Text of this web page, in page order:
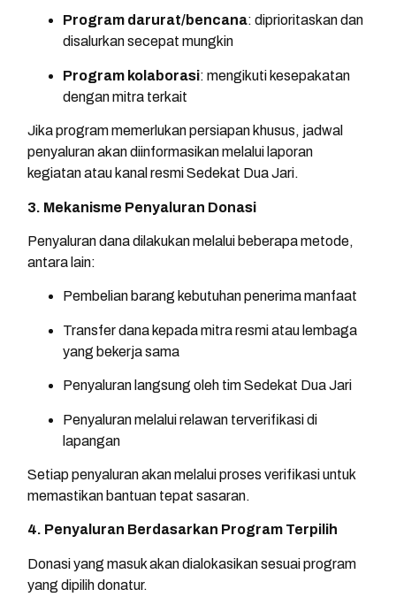
Program darurat/bencana: diprioritaskan dan
disalurkan secepat mungkin
Program kolaborasi: mengikuti kesepakatan
dengan mitra terkait
Jika program memerlukan persiapan khusus, jadwal
penyaluran akan diinformasikan melalui laporan
kegiatan atau kanal resmi Sedekat Dua Jari.
3. Mekanisme Penyaluran Donasi
Penyaluran dana dilakukan melalui beberapa metode,
antara lain:
Pembelian barang kebutuhan penerima manfaat
Transfer dana kepada mitra resmi atau lembaga
yang bekerja sama
Penyaluran langsung oleh tim Sedekat Dua Jari
Penyaluran melalui relawan terverifikasi di
lapangan
Setiap penyaluran akan melalui proses verifikasi untuk
memastikan bantuan tepat sasaran.
4. Penyaluran Berdasarkan Program Terpilih
Donasi yang masuk akan dialokasikan sesuai program
yang dipilih donatur.